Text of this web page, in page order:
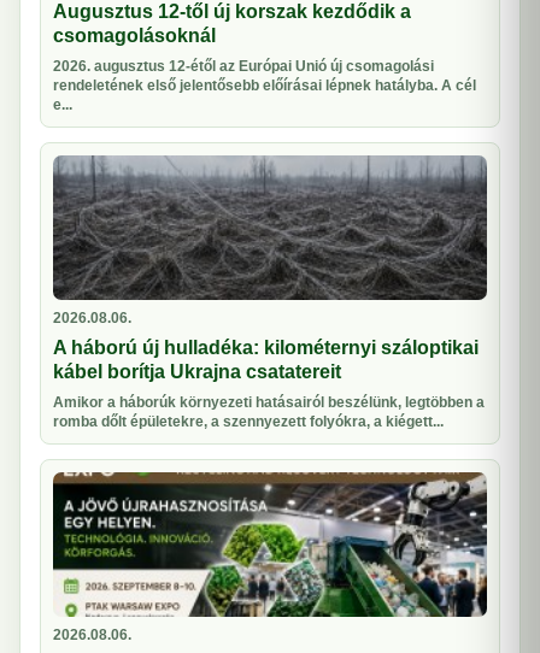
Augusztus 12-től új korszak kezdődik a
csomagolásoknál
2026. augusztus 12-étől az Európai Unió új csomagolási
rendeletének első jelentősebb előírásai lépnek hatályba. A cél
e...
2026.08.06.
A háború új hulladéka: kilométernyi száloptikai
kábel borítja Ukrajna csatatereit
Amikor a háborúk környezeti hatásairól beszélünk, legtöbben a
romba dőlt épületekre, a szennyezett folyókra, a kiégett...
2026.08.06.